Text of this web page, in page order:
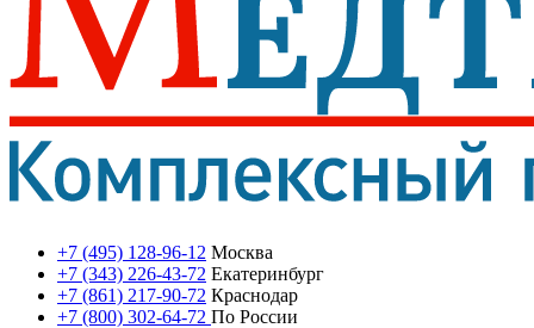
+7 (495) 128-96-12 Москва
+7 (343) 226-43-72 Екатеринбург
+7 (861) 217-90-72 Краснодар
+7 (800) 302-64-72 По России